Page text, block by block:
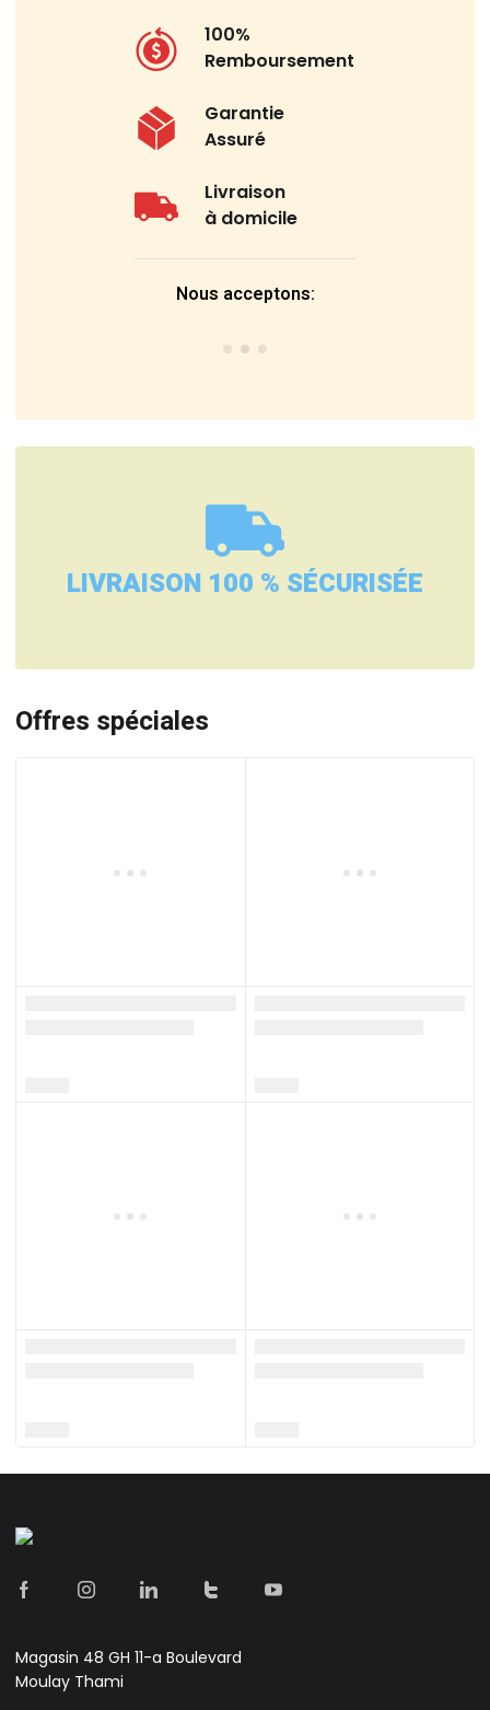
100%
Remboursement
Garantie
Assuré
Livraison
à domicile
Nous acceptons:
LIVRAISON 100 % SÉCURISÉE
Offres spéciales
Magasin 48 GH 11-a Boulevard
Moulay Thami